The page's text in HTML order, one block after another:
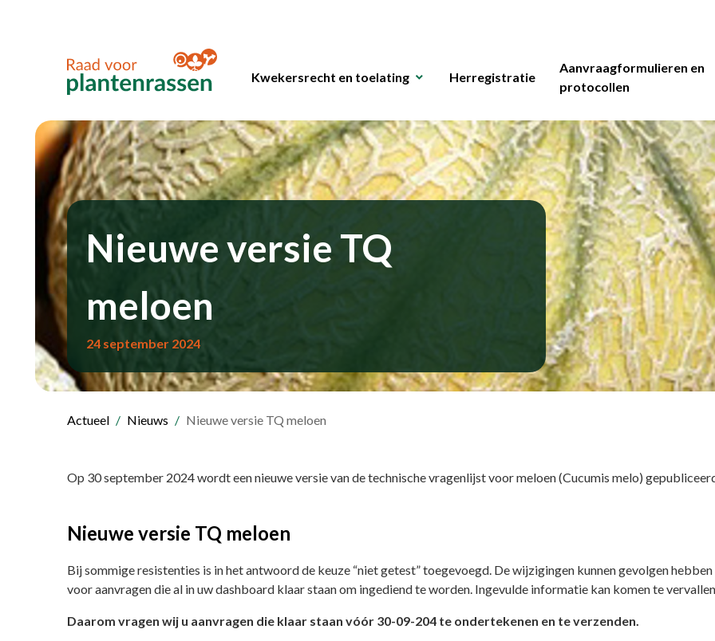
Kwekersrecht en toelating Herregistratie
Aanvraagformulieren en
protocollen
Nieuwe versie TQ
meloen
24 september 2024
Actueel Nieuws Nieuwe versie TQ meloen
Op 30 september 2024 wordt een nieuwe versie van de technische vragenlijst voor meloen (Cucumis melo)
Nieuwe versie TQ meloen
Bij sommige resistenties is in het antwoord de keuze “niet getest” toegevoegd. De wijzigingen kunnen gevolgen hebben
voor aanvragen die al in uw dashboard klaar staan om ingediend te worden. Ingevulde informatie kan komen te
Daarom vragen wij u aanvragen die klaar staan vóór 30-09-204 te ondertekenen en te verzenden.